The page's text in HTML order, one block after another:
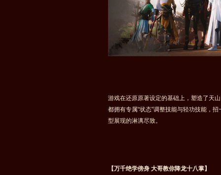
游戏在还原原著设定的基础上，塑造了天
都拥有专属“状态”调整技能与轻功技能，
型展现的淋漓尽致。
【万千绝学傍身 大哥教你降龙十八掌】